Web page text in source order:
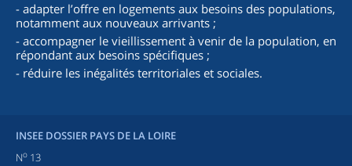
- adapter l’offre en logements aux besoins des populations,
notamment aux nouveaux arrivants ;
- accompagner le vieillissement à venir de la population, en
répondant aux besoins spécifiques ;
- réduire les inégalités territoriales et sociales.
INSEE DOSSIER PAYS DE LA LOIRE
No 13